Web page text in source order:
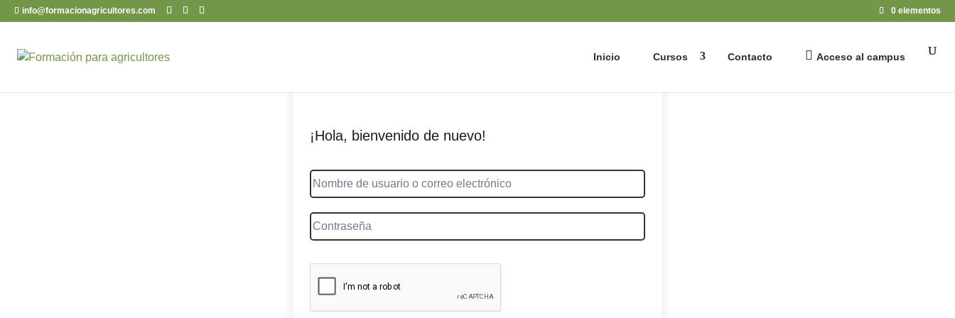
info@formacionagricultores.com 0 elementos
Inicio Cursos Contacto Acceso al campus
¡Hola, bienvenido de nuevo!